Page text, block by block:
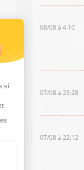
08/08 à 4:10
07/08 à 23:28
07/08 à 22:12